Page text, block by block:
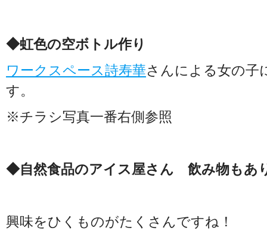
◆虹色の空ボトル作り
ワークスペース詩寿華さんによる女の子
す。
※チラシ写真一番右側参照
◆自然食品のアイス屋さん 飲み物もあ
興味をひくものがたくさんですね！